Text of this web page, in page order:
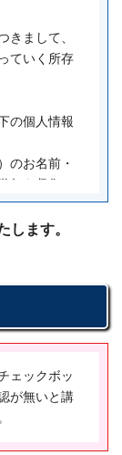
きまして、
ていく所存
の個人情報
のお名前・
のため
に取り扱
部からの不
します。
ェックボッ
が無いと講